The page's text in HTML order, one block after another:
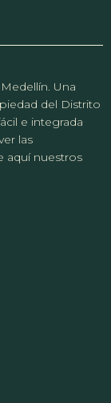
Una
del Distrito
e integrada
las
aquí nuestros